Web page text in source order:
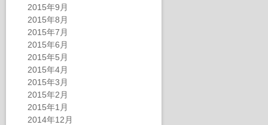
2015年9月
2015年8月
2015年7月
2015年6月
2015年5月
2015年4月
2015年3月
2015年2月
2015年1月
2014年12月